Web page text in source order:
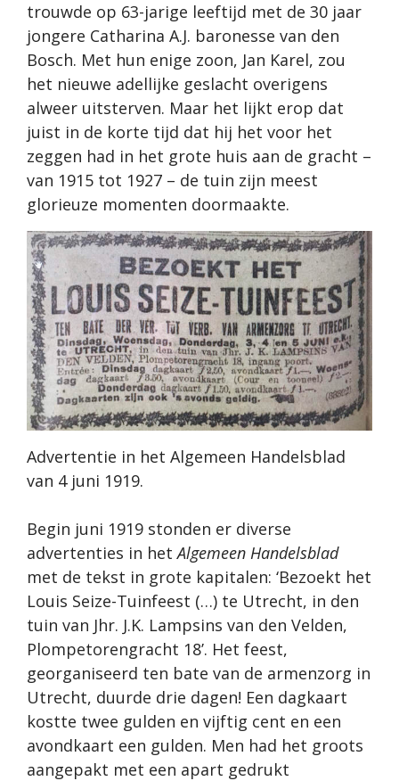
trouwde op 63-jarige leeftijd met de 30 jaar
jongere Catharina A.J. baronesse van den
Bosch. Met hun enige zoon, Jan Karel, zou
het nieuwe adellijke geslacht overigens
alweer uitsterven. Maar het lijkt erop dat
juist in de korte tijd dat hij het voor het
zeggen had in het grote huis aan de gracht –
van 1915 tot 1927 – de tuin zijn meest
glorieuze momenten doormaakte.
Advertentie in het Algemeen Handelsblad
van 4 juni 1919.
Begin juni 1919 stonden er diverse
advertenties in hetAlgemeen Handelsblad
met de tekst in grote kapitalen: ‘Bezoekt het
Louis Seize-Tuinfeest (…) te Utrecht, in den
tuin van Jhr. J.K. Lampsins van den Velden,
Plompetorengracht 18’. Het feest,
georganiseerd ten bate van de armenzorg in
Utrecht, duurde drie dagen! Een dagkaart
kostte twee gulden en vijftig cent en een
avondkaart een gulden. Men had het groots
aangepakt met een apart gedrukt